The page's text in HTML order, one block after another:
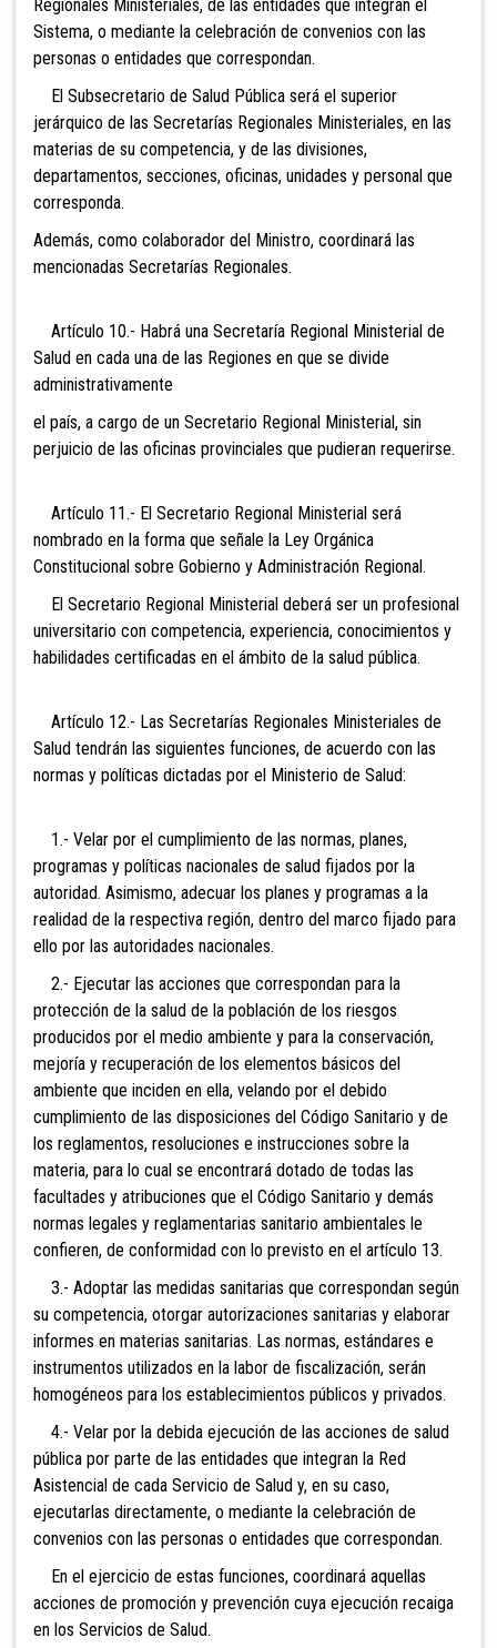
Regionales Ministeriales, de las entidades que integran el
Sistema, o mediante la celebración de convenios con las
personas o entidades que correspondan.
El Subsecretario de Salud Pública será el superior
jerárquico de las Secretarías Regionales Ministeriales, en las
materias de su competencia, y de las divisiones,
departamentos, secciones, oficinas, unidades y personal que
corresponda.
Además, como colaborador del Ministro, coordinará las
mencionadas Secretarías Regionales.
Artículo 10.- Habrá una Secretaría Regional Ministerial de
Salud en cada una de las Regiones en que se divide
administrativamente
el país, a cargo de un Secretario Regional Ministerial, sin
perjuicio de las oficinas provinciales que pudieran requerirse.
Artículo 11.- El Secretario Regional Ministerial será
nombrado en la forma que señale la Ley Orgánica
Constitucional sobre Gobierno y Administración Regional.
El Secretario Regional Ministerial deberá ser un profesional
universitario con competencia, experiencia, conocimientos y
habilidades certificadas en el ámbito de la salud pública.
Artículo 12.- Las Secretarías Regionales Ministeriales de
Salud tendrán las siguientes funciones, de acuerdo con las
normas y políticas dictadas por el Ministerio de Salud:
1.- Velar por el cumplimiento de las normas, planes,
programas y políticas nacionales de salud fijados por la
autoridad. Asimismo, adecuar los planes y programas a la
realidad de la respectiva región, dentro del marco fijado para
ello por las autoridades nacionales.
2.- Ejecutar las acciones que correspondan para la
protección de la salud de la población de los riesgos
producidos por el medio ambiente y para la conservación,
mejoría y recuperación de los elementos básicos del
ambiente que inciden en ella, velando por el debido
cumplimiento de las disposiciones del Código Sanitario y de
los reglamentos, resoluciones e instrucciones sobre la
materia, para lo cual se encontrará dotado de todas las
facultades y atribuciones que el Código Sanitario y demás
normas legales y reglamentarias sanitario ambientales le
confieren, de conformidad con lo previsto en el artículo 13.
3.- Adoptar las medidas sanitarias que correspondan según
su competencia, otorgar autorizaciones sanitarias y elaborar
informes en materias sanitarias. Las normas, estándares e
instrumentos utilizados en la labor de fiscalización, serán
homogéneos para los establecimientos públicos y privados.
4.- Velar por la debida ejecución de las acciones de salud
pública por parte de las entidades que integran la Red
Asistencial de cada Servicio de Salud y, en su caso,
ejecutarlas directamente, o mediante la celebración de
convenios con las personas o entidades que correspondan.
En el ejercicio de estas funciones, coordinará aquellas
acciones de promoción y prevención cuya ejecución recaiga
en los Servicios de Salud.